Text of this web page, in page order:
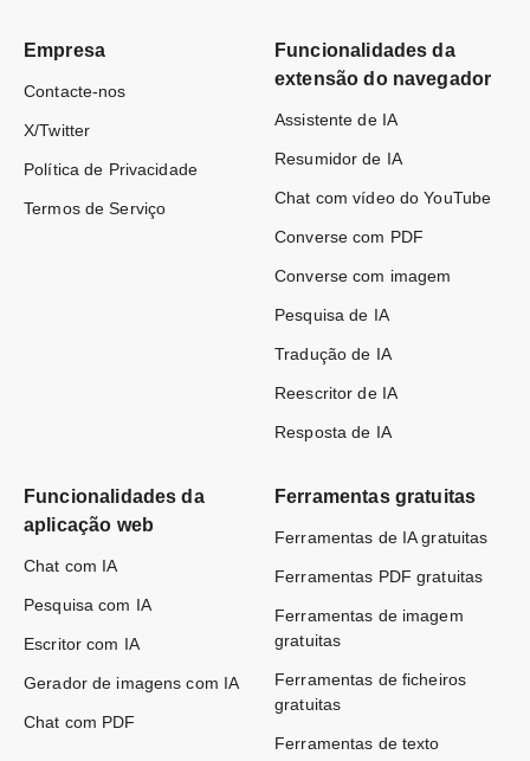
Empresa
Contacte-nos
X/Twitter
Política de Privacidade
Termos de Serviço
Funcionalidades da
extensão do navegador
Assistente de IA
Resumidor de IA
Chat com vídeo do YouTube
Converse com PDF
Converse com imagem
Pesquisa de IA
Tradução de IA
Reescritor de IA
Resposta de IA
Funcionalidades da
aplicação web
Chat com IA
Pesquisa com IA
Escritor com IA
Gerador de imagens com IA
Chat com PDF
Ferramentas gratuitas
Ferramentas de IA gratuitas
Ferramentas PDF gratuitas
Ferramentas de imagem
gratuitas
Ferramentas de ficheiros
gratuitas
Ferramentas de texto